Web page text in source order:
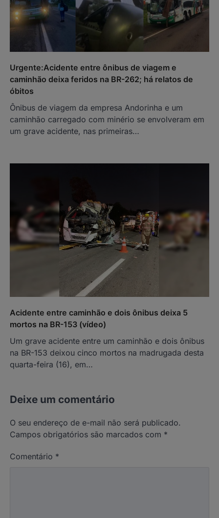
Urgente:Acidente entre ônibus de viagem e
caminhão deixa feridos na BR-262; há relatos de
óbitos
Ônibus de viagem da empresa Andorinha e um
caminhão carregado com minério se envolveram em
um grave acidente, nas primeiras…
Acidente entre caminhão e dois ônibus deixa 5
mortos na BR-153 (vídeo)
Um grave acidente entre um caminhão e dois ônibus
na BR-153 deixou cinco mortos na madrugada desta
quarta-feira (16), em…
Deixe um comentário
O seu endereço de e-mail não será publicado.
Campos obrigatórios são marcados com *
Comentário *